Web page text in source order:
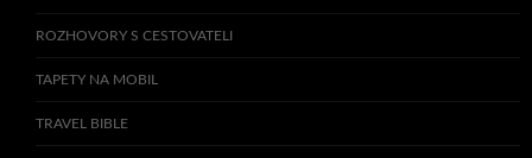
ROZHOVORY S CESTOVATELI
TAPETY NA MOBIL
TRAVEL BIBLE